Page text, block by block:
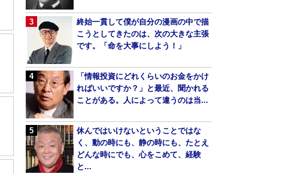
終始一貫して僕が自分の漫画の中で描
こうとしてきたのは、次の大きな主張
です。「命を大事にしよう！」
「情報投資にどれくらいのお金をかけ
ればいいですか？」と最近、聞かれる
ことがある。人によって違うのは当...
休んではいけないということではな
く、動の時にも、静の時にも、たとえ
どんな時にでも、心をこめて、経験
と...